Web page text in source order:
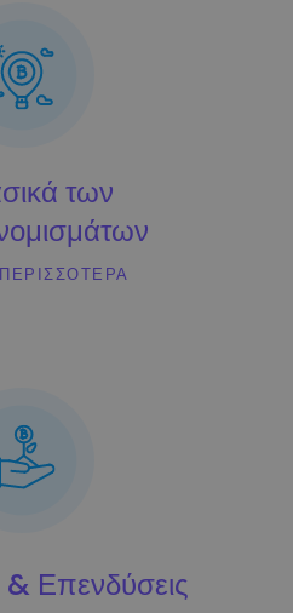
κρυπτονομισμάτων
χρόνο για τα αγαπημένα σας
των
& Επενδύσεις